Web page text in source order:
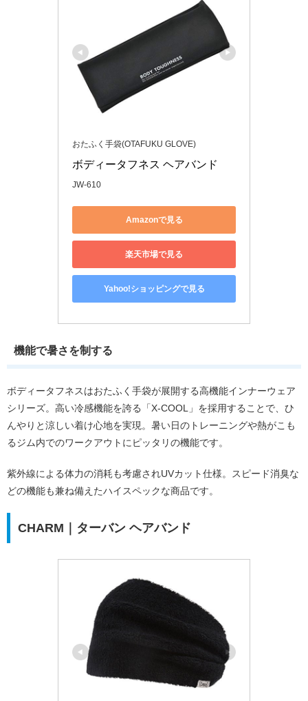
おたふく手袋(OTAFUKU GLOVE)
ボディータフネス ヘアバンド
JW-610
Amazonで見る
楽天市場で見る
Yahoo!ショッピングで見る
機能で暑さを制する
ボディータフネスはおたふく手袋が展開する高機能インナーウェア
シリーズ。高い冷感機能を誇る「X-COOL」を採用することで、ひ
んやりと涼しい着け心地を実現。暑い日のトレーニングや熱がこも
るジム内でのワークアウトにピッタリの機能です。
紫外線による体力の消耗も考慮されUVカット仕様。スピード消臭な
どの機能も兼ね備えたハイスペックな商品です。
CHARM｜ターバン ヘアバンド